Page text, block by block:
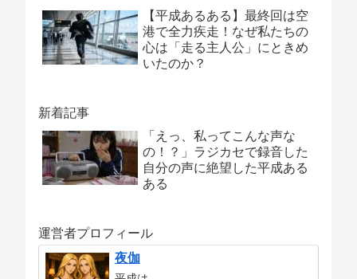
【平成あるある】最終回は空
港で全力疾走！なぜ私たちの
心は「走る主人公」にときめ
いたのか？
新着記事
「えっ、私ってこんな声な
の！？」ラジカセで録音した
自分の声に絶望した平成ある
ある
運営者プロフィール
夜伽